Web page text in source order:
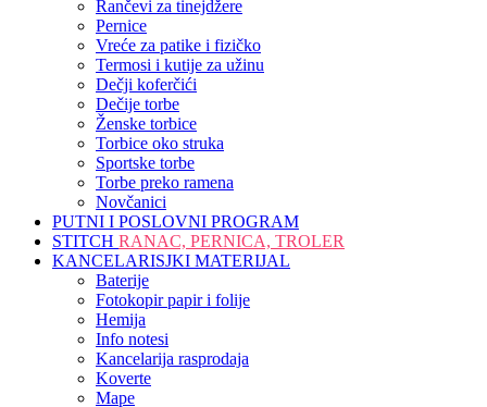
Rančevi za tinejdžere
Pernice
Vreće za patike i fizičko
Termosi i kutije za užinu
Dečji koferčići
Dečije torbe
Ženske torbice
Torbice oko struka
Sportske torbe
Torbe preko ramena
Novčanici
PUTNI I POSLOVNI PROGRAM
STITCH RANAC, PERNICA, TROLER
KANCELARISJKI MATERIJAL
Baterije
Fotokopir papir i folije
Hemija
Info notesi
Kancelarija rasprodaja
Koverte
Mape